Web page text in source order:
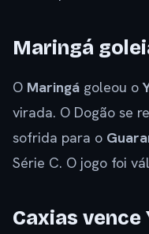
Maringá
O Maringá goleou o
virada. O Dogão se
sofrida para o
Série C. O jogo foi
Caxias